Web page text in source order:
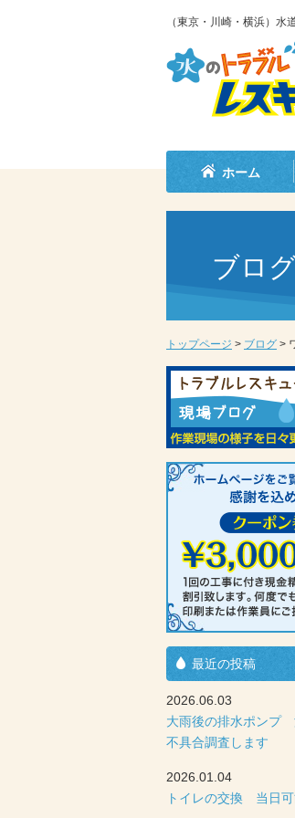
（東京・川崎・横浜）水
ホーム
ブロ
トップページ > ブログ >
最近の投稿
2026.06.03
大雨後の排水ポンプ
不具合調査します
2026.01.04
トイレの交換 当日